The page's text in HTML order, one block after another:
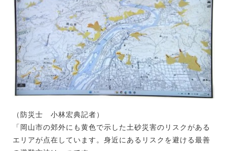
（防災士 小林宏典記者）
「岡山市の郊外にも黄色で示した土砂災害のリスクがある
エリアが点在しています。身近にあるリスクを避ける最善